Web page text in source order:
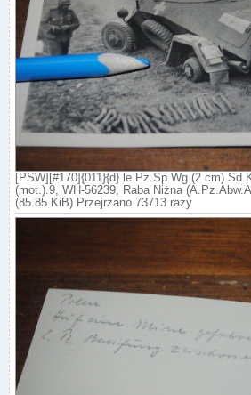
[PSW][#170]{011}{d} le.Pz.Sp.Wg (2 cm)
(mot.).9, WH-56239, Raba Niżna
(85.85 KiB) Przejrzano 73713 razy